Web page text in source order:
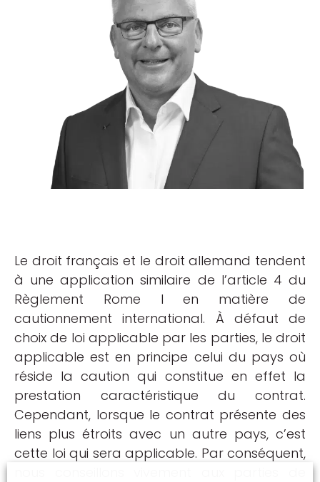
Le droit français et le droit allemand tendent
à une application similaire de l’article 4 du
Règlement Rome I en matière de
cautionnement international. À défaut de
choix de loi applicable par les parties, le droit
applicable est en principe celui du pays où
réside la caution qui constitue en effet la
prestation caractéristique du contrat.
Cependant, lorsque le contrat présente des
liens plus étroits avec un autre pays, c’est
cette loi qui sera applicable. Par conséquent,